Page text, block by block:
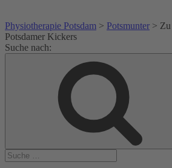
Physiotherapie Potsdam > Potsmunter >
Potsdamer Kickers
Suche nach: